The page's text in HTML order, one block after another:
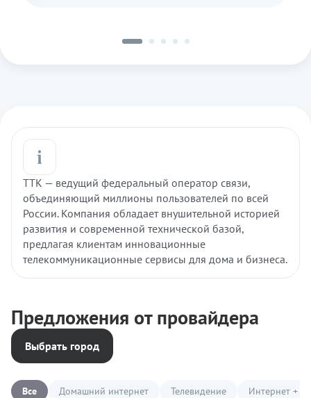
ТТК — ведущий федеральный оператор связи,
объединяющий миллионы пользователей по всей
России. Компания обладает внушительной историей
развития и современной технической базой,
предлагая клиентам инновационные
телекоммуникационные сервисы для дома и бизнеса.
Предложения от провайдера
Выбрать город
Все Домашний интернет Телевидение Интернет + ТВ